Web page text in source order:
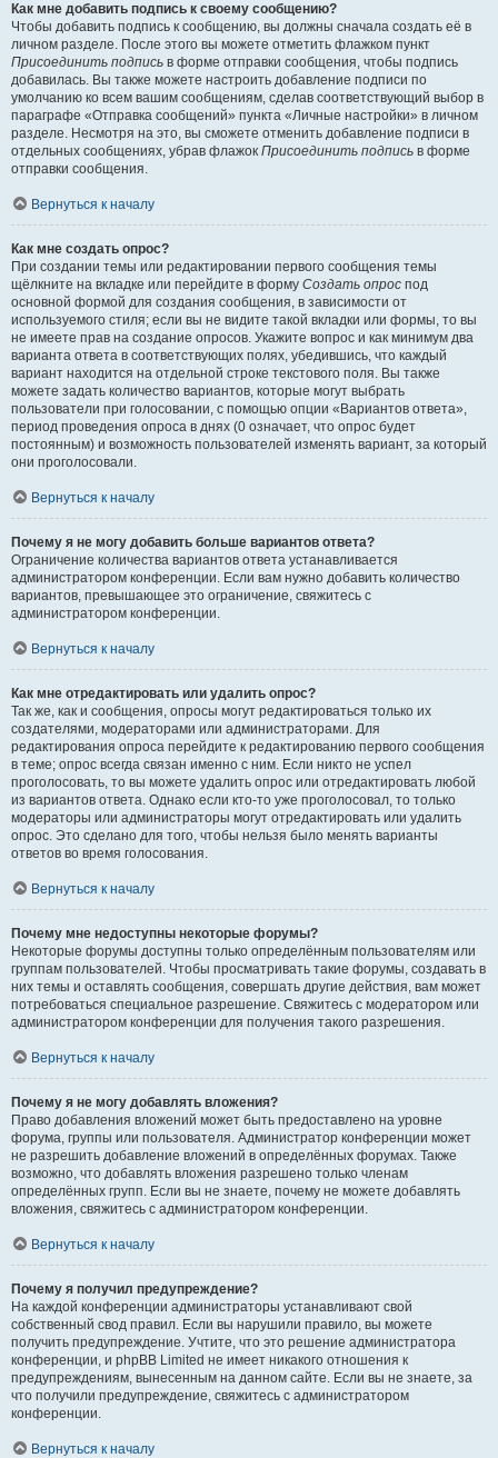
Как мне добавить подпись к своему сообщению?
Чтобы добавить подпись к сообщению, вы должны сначала создать её в
личном разделе. После этого вы можете отметить флажком пункт
Присоединить подпись в форме отправки сообщения, чтобы подпись
добавилась. Вы также можете настроить добавление подписи по
умолчанию ко всем вашим сообщениям, сделав соответствующий выбор в
параграфе «Отправка сообщений» пункта «Личные настройки» в личном
разделе. Несмотря на это, вы сможете отменить добавление подписи в
отдельных сообщениях, убрав флажок Присоединить подпись в форме
отправки сообщения.
Вернуться к началу
Как мне создать опрос?
При создании темы или редактировании первого сообщения темы
щёлкните на вкладке или перейдите в форму Создать опрос под
основной формой для создания сообщения, в зависимости от
используемого стиля; если вы не видите такой вкладки или формы, то вы
не имеете прав на создание опросов. Укажите вопрос и как минимум два
варианта ответа в соответствующих полях, убедившись, что каждый
вариант находится на отдельной строке текстового поля. Вы также
можете задать количество вариантов, которые могут выбрать
пользователи при голосовании, с помощью опции «Вариантов ответа»,
период проведения опроса в днях (0 означает, что опрос будет
постоянным) и возможность пользователей изменять вариант, за который
они проголосовали.
Вернуться к началу
Почему я не могу добавить больше вариантов ответа?
Ограничение количества вариантов ответа устанавливается
администратором конференции. Если вам нужно добавить количество
вариантов, превышающее это ограничение, свяжитесь с
администратором конференции.
Вернуться к началу
Как мне отредактировать или удалить опрос?
Так же, как и сообщения, опросы могут редактироваться только их
создателями, модераторами или администраторами. Для
редактирования опроса перейдите к редактированию первого сообщения
в теме; опрос всегда связан именно с ним. Если никто не успел
проголосовать, то вы можете удалить опрос или отредактировать любой
из вариантов ответа. Однако если кто-то уже проголосовал, то только
модераторы или администраторы могут отредактировать или удалить
опрос. Это сделано для того, чтобы нельзя было менять варианты
ответов во время голосования.
Вернуться к началу
Почему мне недоступны некоторые форумы?
Некоторые форумы доступны только определённым пользователям или
группам пользователей. Чтобы просматривать такие форумы, создавать в
них темы и оставлять сообщения, совершать другие действия, вам может
потребоваться специальное разрешение. Свяжитесь с модератором или
администратором конференции для получения такого разрешения.
Вернуться к началу
Почему я не могу добавлять вложения?
Право добавления вложений может быть предоставлено на уровне
форума, группы или пользователя. Администратор конференции может
не разрешить добавление вложений в определённых форумах. Также
возможно, что добавлять вложения разрешено только членам
определённых групп. Если вы не знаете, почему не можете добавлять
вложения, свяжитесь с администратором конференции.
Вернуться к началу
Почему я получил предупреждение?
На каждой конференции администраторы устанавливают свой
собственный свод правил. Если вы нарушили правило, вы можете
получить предупреждение. Учтите, что это решение администратора
конференции, и phpBB Limited не имеет никакого отношения к
предупреждениям, вынесенным на данном сайте. Если вы не знаете, за
что получили предупреждение, свяжитесь с администратором
конференции.
Вернуться к началу